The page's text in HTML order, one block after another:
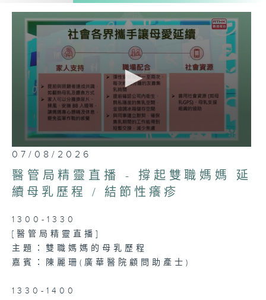
香港電台第一台《精靈一點》電台
0
seconds
of
37
minutes,
31
07/08/2026
醫管局精靈直播 - 撐起雙職媽媽 延
續母乳歷程 / 結節性癢疹
1300-1330
[醫管局精靈直播]
主題：雙職媽媽的母乳歷程
嘉賓：陳麗珊(廣華醫院顧問助產士)
1330-1400